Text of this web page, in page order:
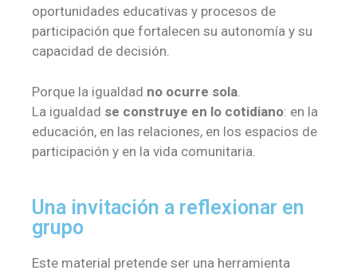
oportunidades educativas y procesos de
participación que fortalecen su autonomía y su
capacidad de decisión.
Porque la igualdad no ocurre sola
La igualdad se construye en lo cotidiano: en la
educación, en las relaciones, en los espacios de
participación y en la vida comunitaria.
Una invitación a reflexionar en
grupo
Este material pretende ser una herramienta